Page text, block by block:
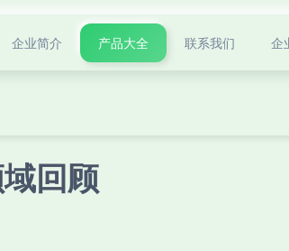
企业简介 产品大全 联系我们 企
回顾